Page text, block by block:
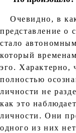
Очевидно, в
представление о
стало
который
эго. Характерно,
полностью
личности не
как это
личности. Они
одного из них